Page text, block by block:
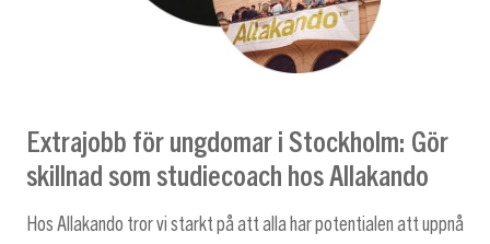
Extrajobb för ungdomar i Stockholm: Gör
skillnad som studiecoach hos Allakando
Hos Allakando tror vi starkt på att alla har potentialen att uppnå